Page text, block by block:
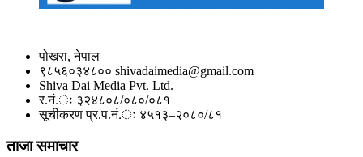
पोखरा, नेपाल
९८५६०३४८०० shivadaimedia@gmail.com
Shiva Dai Media Pvt. Ltd.
र.नं.ः ३२४८०८/०८०/०८१
सूचीकरण प्र.प.नं.ः ४५१३–२०८०/८१
ताजा समाचार